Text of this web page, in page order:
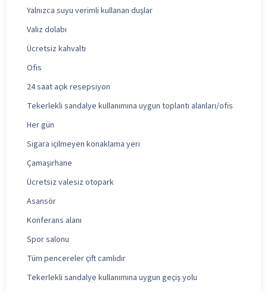
Yalnızca suyu verimli kullanan duşlar
Valiz dolabı
Ücretsiz kahvaltı
Ofis
24 saat açık resepsiyon
Tekerlekli sandalye kullanımına uygun toplantı alanları/ofis
Her gün
Sigara içilmeyen konaklama yeri
Çamaşırhane
Ücretsiz valesiz otopark
Asansör
Konferans alanı
Spor salonu
Tüm pencereler çift camlıdır
Tekerlekli sandalye kullanımına uygun geçiş yolu